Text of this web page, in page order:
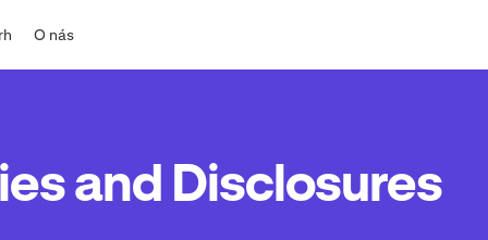
O nás
and Disclosures